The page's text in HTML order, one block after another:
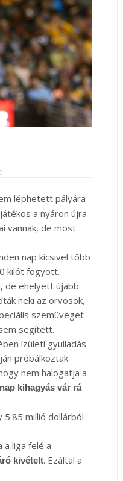
léphetett pályára
a nyáron újra
vannak, de most
nap kicsivel több
kilót fogyott.
de ehelyett újabb
neki az orvosok,
szemüveget
segített.
ízületi gyulladás
próbálkoztak
nem halogatja a
kihagyás vár rá
millió dollárból
liga felé a
kivételt. Ezáltal a